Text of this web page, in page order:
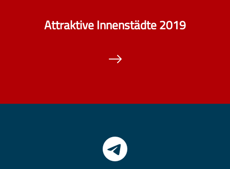
Attraktive Innenstädte 2019